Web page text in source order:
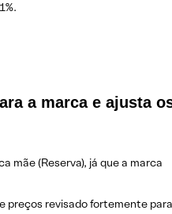
a marca e ajusta
mãe (Reserva), já que a marca
preços revisado fortemente para